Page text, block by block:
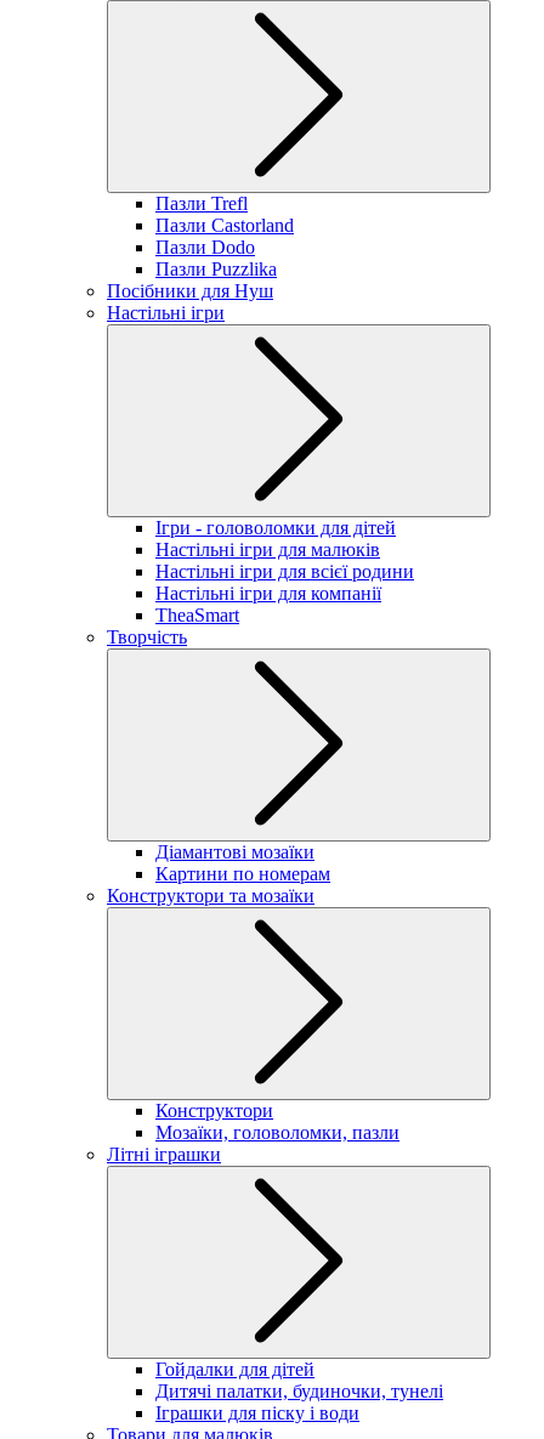
Пазли Trefl
Пазли Castorland
Пазли Dodo
Пазли Puzzlika
Посібники для Нуш
Настільні ігри
Ігри - головоломки для дітей
Настільні ігри для малюків
Настільні ігри для всієї родини
Настільні ігри для компанії
TheaSmart
Творчість
Діамантові мозаїки
Картини по номерам
Конструктори та мозаїки
Конструктори
Мозаїки, головоломки, пазли
Літні іграшки
Гойдалки для дітей
Дитячі палатки, будиночки, тунелі
Іграшки для піску і води
Товари для малюків